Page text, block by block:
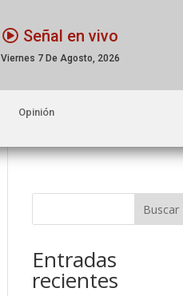
Señal en vivo
Viernes 7 De Agosto, 2026
Opinión
Buscar
Entradas
recientes